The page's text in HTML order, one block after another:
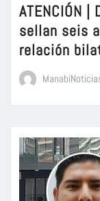
ATENCIÓN
sellan seis
relación